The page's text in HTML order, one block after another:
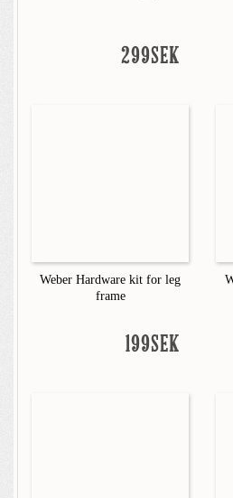
299SEK
Weber Hardware kit for leg
frame
199SEK